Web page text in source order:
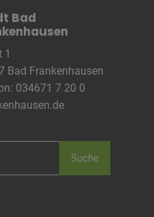
Bad
1
Bad Frankenhausen
034671 7 20 0
Suche
zur Darstellung der
SecondredSession